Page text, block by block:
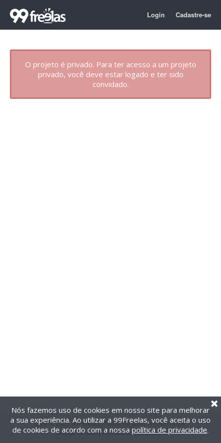
Login Cadastre-se
O projeto é privado. Para ter acesso a um projeto
privado, você deve estar logado e ter sido
convidado.
@2014-2026 99Freelas. Todos os direitos reservados.
Termos de uso| Política de privacidade
Nós fazemos uso de cookies em nosso site para melhorar
a sua experiência. Ao utilizar a 99Freelas, você aceita o uso
de cookies de acordo com a nossa política de privacidade.